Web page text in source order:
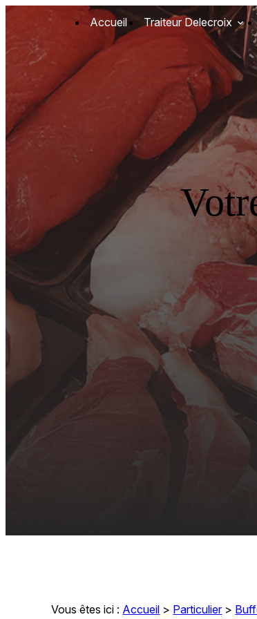
Accueil Traiteur Delecroix
Vous êtes ici : Accueil > Particulier>
Panneau de gestion des cookies